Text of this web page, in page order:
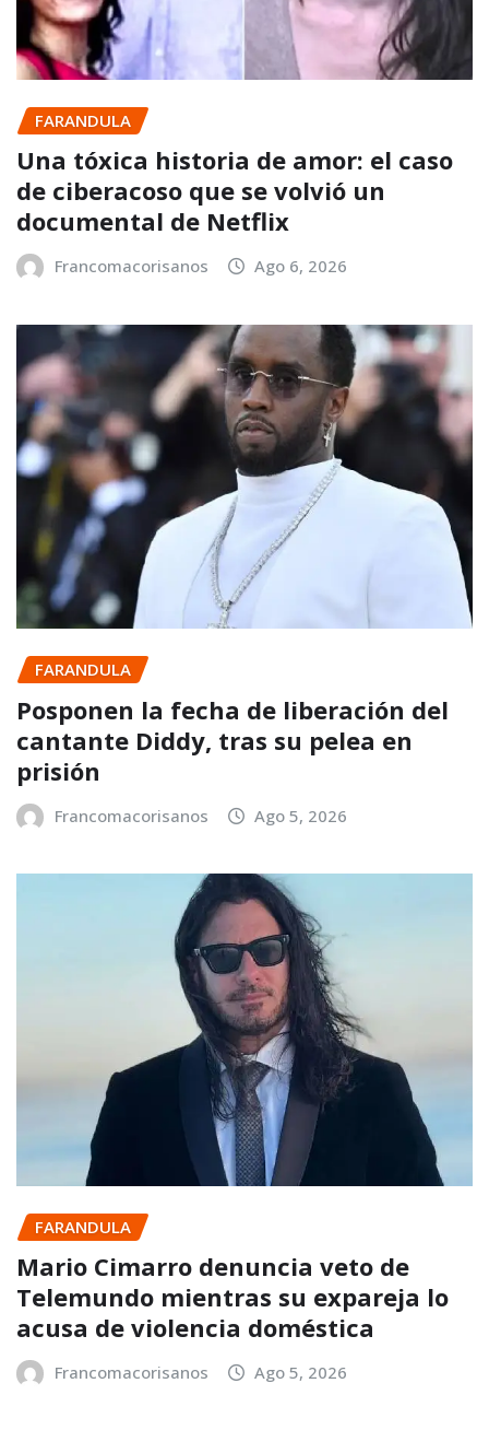
FARANDULA
Una tóxica historia de amor: el caso
de ciberacoso que se volvió un
documental de Netflix
Francomacorisanos Ago 6, 2026
FARANDULA
Posponen la fecha de liberación del
cantante Diddy, tras su pelea en
prisión
Francomacorisanos Ago 5, 2026
FARANDULA
Mario Cimarro denuncia veto de
Telemundo mientras su expareja lo
acusa de violencia doméstica
Francomacorisanos Ago 5, 2026